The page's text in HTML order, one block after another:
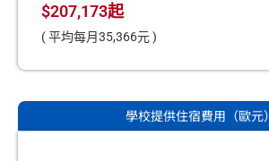
$207,173起
( 平均每月35,366元 )
學校提供住宿費用（歐元）